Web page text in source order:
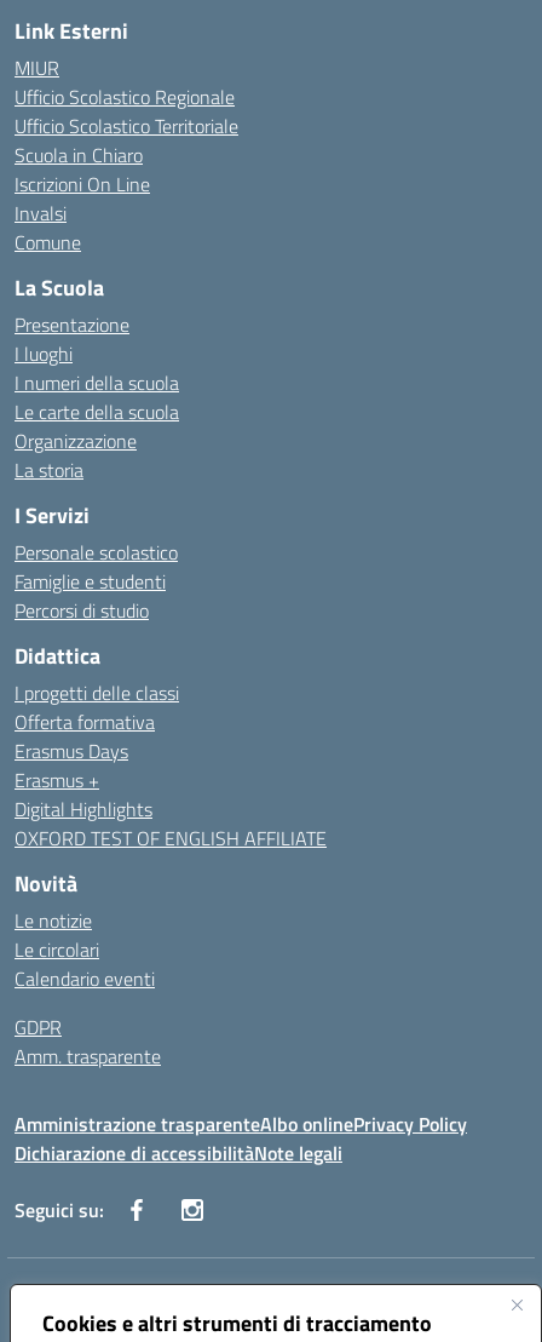
Cookies e altri strumenti di tracciamento
Link Esterni
MIUR
Ufficio Scolastico Regionale
Ufficio Scolastico Territoriale
Scuola in Chiaro
Iscrizioni On Line
Invalsi
Comune
La Scuola
Presentazione
I luoghi
I numeri della scuola
Le carte della scuola
Organizzazione
La storia
I Servizi
Personale scolastico
Famiglie e studenti
Percorsi di studio
Didattica
I progetti delle classi
Offerta formativa
Erasmus Days
Erasmus +
Digital Highlights
OXFORD TEST OF ENGLISH AFFILIATE
Novità
Le notizie
Le circolari
Calendario eventi
GDPR
Amm. trasparente
Amministrazione trasparenteAlbo onlinePrivacy Policy
Dichiarazione di accessibilitàNote legali
Seguici su:
Indirizzo:
Centralino:+39 080 2446680 Email:baic882008@istruzione.it